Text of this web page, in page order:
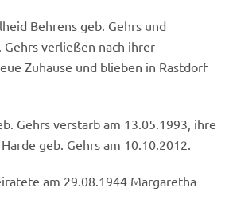
Behrens geb. Gehrs und
Gehrs verließen nach ihrer
Zuhause und blieben in Rastdorf
Gehrs verstarb am 13.05.1993, ihre
geb. Gehrs am 10.10.2012.
am 29.08.1944 Margaretha